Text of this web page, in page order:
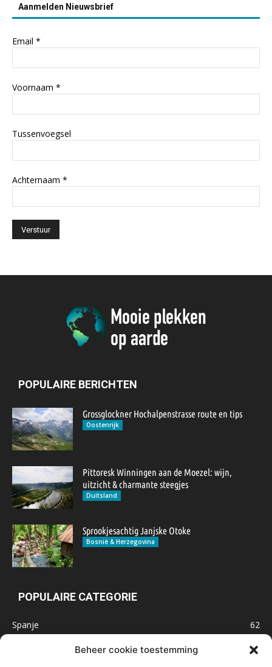
Beheer cookie toestemming
Aanmelden Nieuwsbrief
Email *
Voornaam *
Tussenvoegsel
Achternaam *
POPULAIRE BERICHTEN
Grossglockner Hochalpenstrasse route en tips
Oostenrijk
Pittoresk Winningen aan de Moezel: wijn,
uitzicht & charmante steegjes
Duitsland
Sprookjesachtig Janjske Otoke
Bosnië & Herzegovina
POPULAIRE CATEGORIE
Spanje
62
47